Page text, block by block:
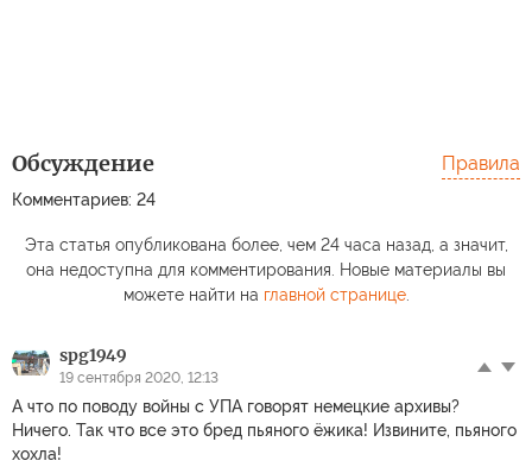
Обсуждение
Комментариев: 24
Правила
Эта статья опубликована более, чем 24 часа назад, а значит,
она недоступна для комментирования. Новые материалы вы
можете найти на главной странице.
spg1949
19 сентября 2020, 12:13
А что по поводу войны с УПА говорят немецкие архивы?
Ничего. Так что все это бред пьяного ёжика! Извините, пьяного
хохла!